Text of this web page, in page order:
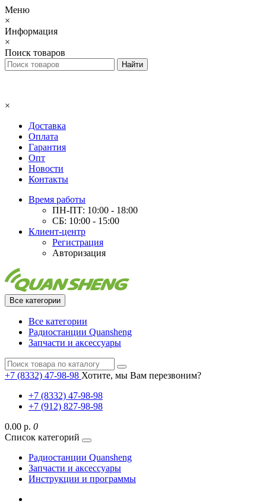
Меню
×
Информация
×
Поиск товаров
×
Доставка
Оплата
Гарантия
Опт
Новости
Контакты
Время работы
ПН-ПТ: 10:00 - 18:00
СБ: 10:00 - 15:00
Клиент-центр
Регистрация
Авторизация
Все категории
Все категории
Радиостанции Quansheng
Запчасти и аксессуары
+7 (8332) 47-98-98 Хотите, мы Вам перезвоним?
+7 (8332) 47-98-98
+7 (912) 827-98-98
0.00 р. 0
Список категорий
Радиостанции Quansheng
Запчасти и аксессуары
Инструкции и программы